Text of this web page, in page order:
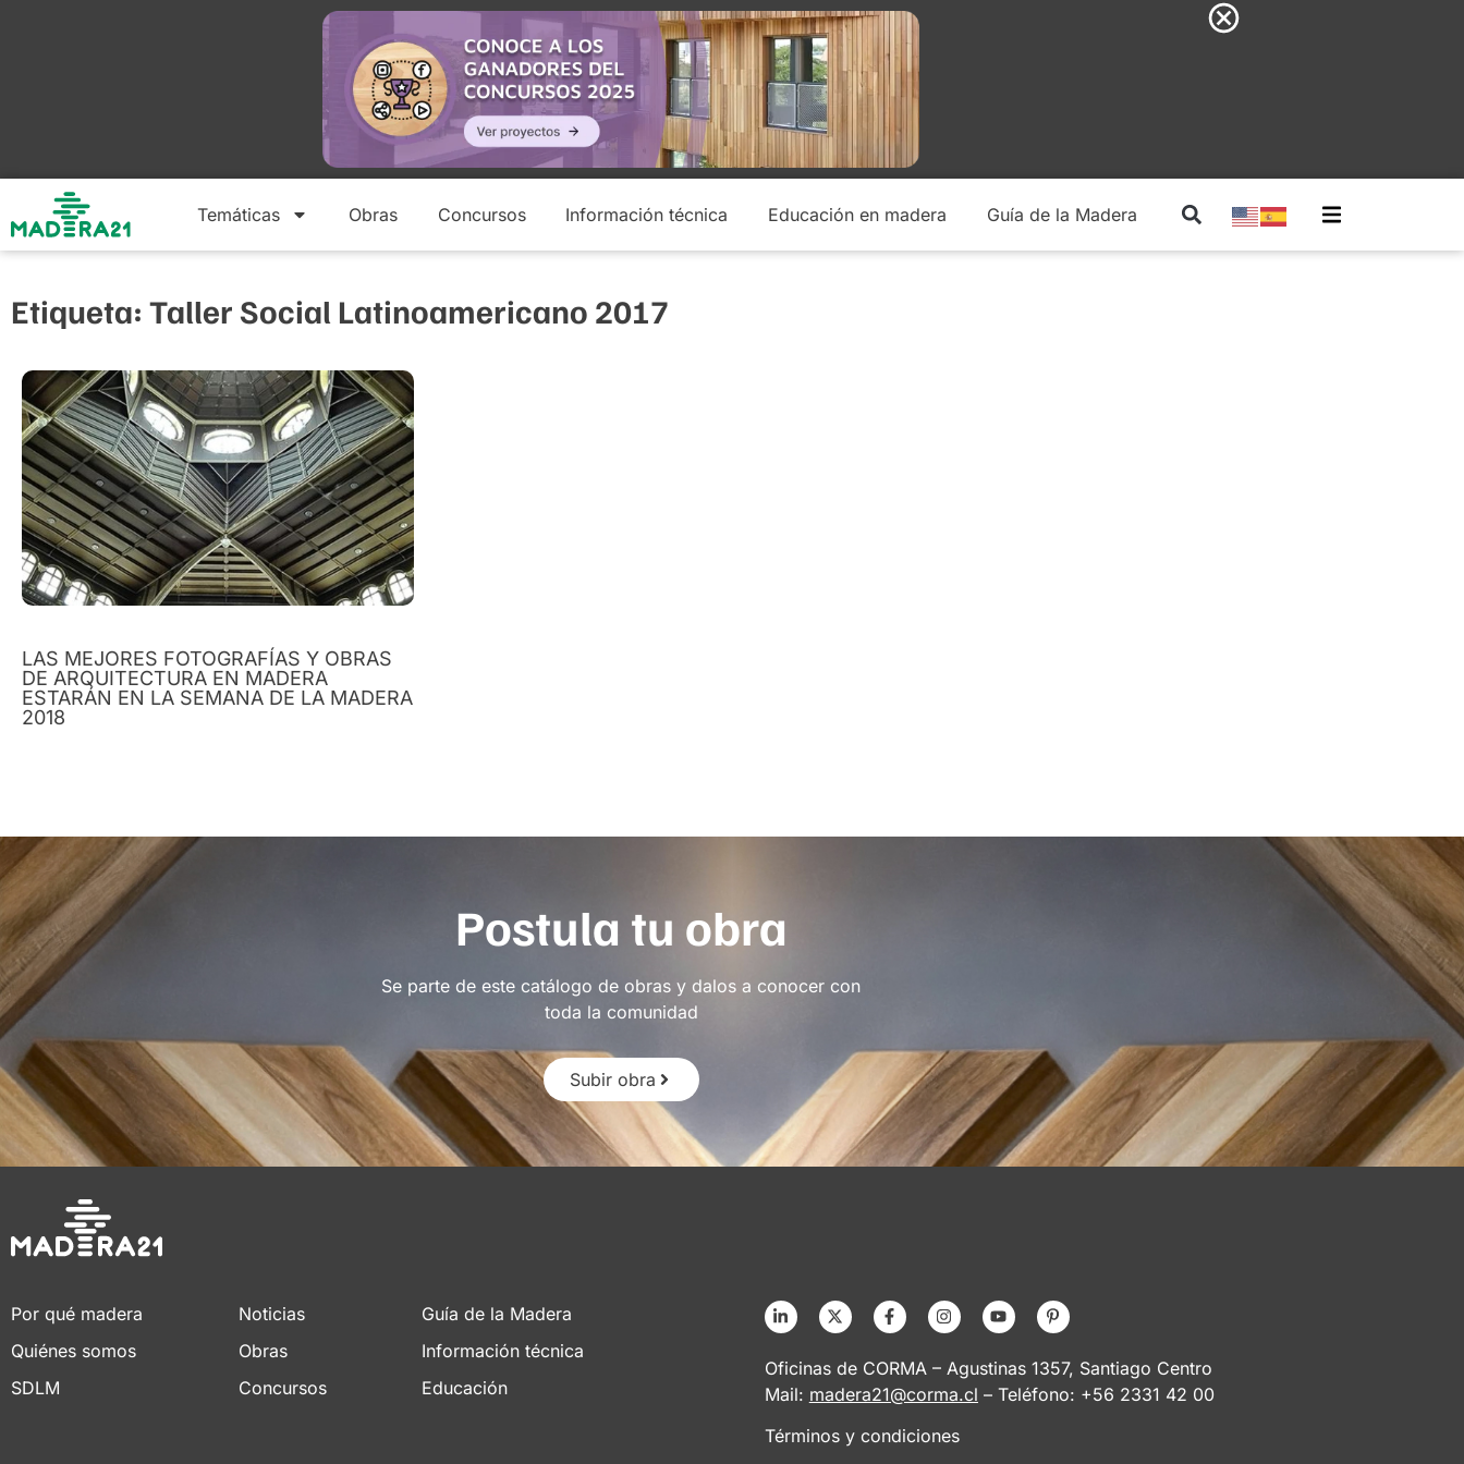
Temáticas Obras Concursos Información técnica Educación en madera Guía de la Madera
Etiqueta: Taller Social Latinoamericano 2017
LAS MEJORES FOTOGRAFÍAS Y OBRAS
DE ARQUITECTURA EN MADERA
ESTARÁN EN LA SEMANA DE LA MADERA
2018
Postula tu obra
Se parte de este catálogo de obras y dalos a conocer con
toda la comunidad
Subir obra
Por qué madera
Quiénes somos
SDLM
Noticias
Obras
Concursos
Guía de la Madera
Información técnica
Educación
Oficinas de CORMA – Agustinas 1357, Santiago Centro
Mail: madera21@corma.cl – Teléfono: +56 2331 42 00
Términos y condiciones